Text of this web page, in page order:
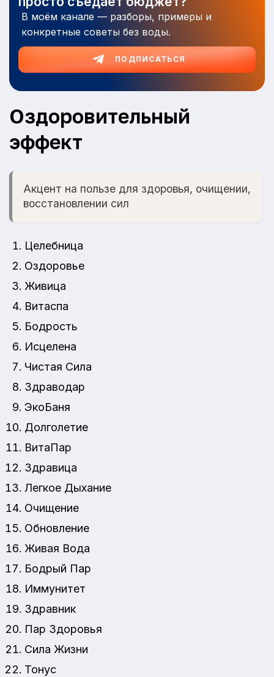
В моём канале — разборы, примеры и
конкретные советы без воды.
ПОДПИСАТЬСЯ
Оздоровительный
эффект
Акцент на пользе для здоровья, очищении,
восстановлении сил
Целебница
Оздоровье
Живица
Витаспа
Бодрость
Исцелена
Чистая Сила
Здраводар
ЭкоБаня
Долголетие
ВитаПар
Здравица
Легкое Дыхание
Очищение
Обновление
Живая Вода
Бодрый Пар
Иммунитет
Здравник
Пар Здоровья
Сила Жизни
Тонус